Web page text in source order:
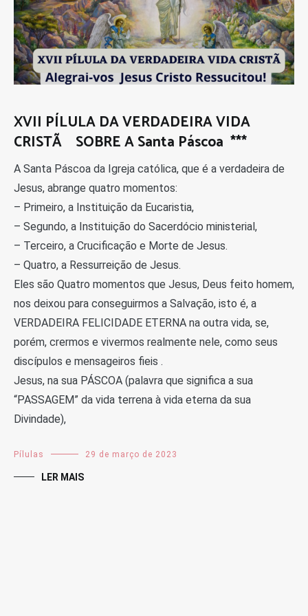
XVII PÍLULA DA VERDADEIRA VIDA
CRISTÃ SOBRE A Santa Páscoa ***
A Santa Páscoa da Igreja católica, que é a verdadeira de
Jesus, abrange quatro momentos:
– Primeiro, a Instituição da Eucaristia,
– Segundo, a Instituição do Sacerdócio ministerial,
– Terceiro, a Crucificação e Morte de Jesus.
– Quatro, a Ressurreição de Jesus.
Eles são Quatro momentos que Jesus, Deus feito homem,
nos deixou para conseguirmos a Salvação, isto é, a
VERDADEIRA FELICIDADE ETERNA na outra vida, se,
porém, crermos e vivermos realmente nele, como seus
discípulos e mensageiros fieis .
Jesus, na sua PÁSCOA (palavra que significa a sua
“PASSAGEM” da vida terrena à vida eterna da sua
Divindade),
Pílulas 29 de março de 2023
LER MAIS